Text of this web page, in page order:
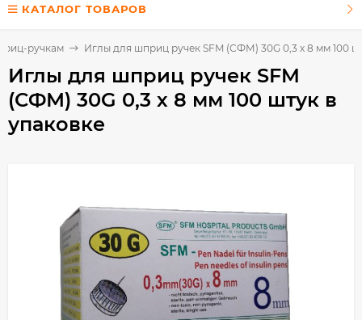
КАТАЛОГ ТОВАРОВ
ручкам Иглы для шприц ручек SFM (СФМ) 30G 0,3 х 8 мм 100
Иглы для шприц ручек SFM
(СФМ) 30G 0,3 х 8 мм 100 штук в
упаковке